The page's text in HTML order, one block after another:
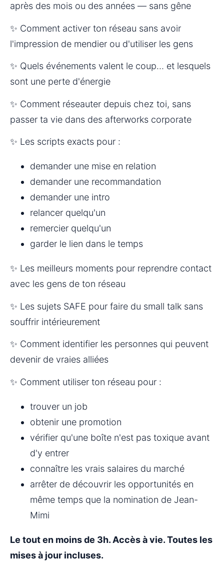
après des mois ou des années — sans gêne
✨ Comment activer ton réseau sans avoir
l'impression de mendier ou d'utiliser les gens
✨ Quels événements valent le coup… et lesquels
sont une perte d'énergie
✨ Comment réseauter depuis chez toi, sans
passer ta vie dans des afterworks corporate
✨ Les scripts exacts pour :
demander une mise en relation
demander une recommandation
demander une intro
relancer quelqu'un
remercier quelqu'un
garder le lien dans le temps
✨ Les meilleurs moments pour reprendre contact
avec les gens de ton réseau
✨ Les sujets SAFE pour faire du small talk sans
souffrir intérieurement
✨ Comment identifier les personnes qui peuvent
devenir de vraies alliées
✨ Comment utiliser ton réseau pour :
trouver un job
obtenir une promotion
vérifier qu'une boîte n'est pas toxique avant
d'y entrer
connaître les vrais salaires du marché
arrêter de découvrir les opportunités en
même temps que la nomination de Jean-
Mimi
Le tout en moins de 3h. Accès à vie. Toutes les
mises à jour incluses.